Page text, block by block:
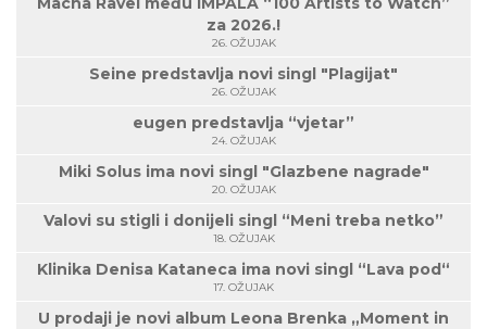
za 2026.!
26. OŽUJAK
Seine predstavlja novi singl "Plagijat"
26. OŽUJAK
eugen predstavlja “vjetar”
24. OŽUJAK
Miki Solus ima novi singl "Glazbene nagrade"
20. OŽUJAK
Valovi su stigli i donijeli singl “Meni treba netko”
18. OŽUJAK
Klinika Denisa Kataneca ima novi singl “Lava pod“
17. OŽUJAK
U prodaji je novi album Leona Brenka „Moment in